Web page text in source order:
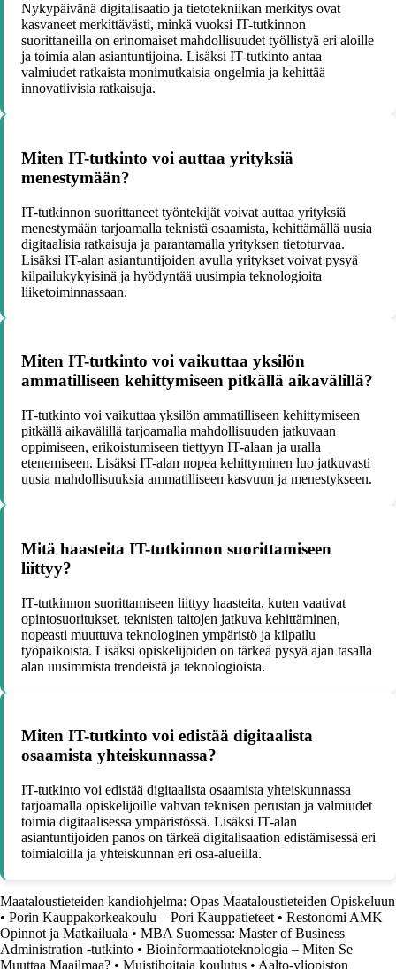
Nykypäivänä digitalisaatio ja tietotekniikan merkitys ovat
kasvaneet merkittävästi, minkä vuoksi IT-tutkinnon
suorittaneilla on erinomaiset mahdollisuudet työllistyä eri aloille
ja toimia alan asiantuntijoina. Lisäksi IT-tutkinto antaa
valmiudet ratkaista monimutkaisia ongelmia ja kehittää
innovatiivisia ratkaisuja.
Miten IT-tutkinto voi auttaa yrityksiä
menestymään?
IT-tutkinnon suorittaneet työntekijät voivat auttaa yrityksiä
menestymään tarjoamalla teknistä osaamista, kehittämällä uusia
digitaalisia ratkaisuja ja parantamalla yrityksen tietoturvaa.
Lisäksi IT-alan asiantuntijoiden avulla yritykset voivat pysyä
kilpailukykyisinä ja hyödyntää uusimpia teknologioita
liiketoiminnassaan.
Miten IT-tutkinto voi vaikuttaa yksilön
ammatilliseen kehittymiseen pitkällä aikavälillä?
IT-tutkinto voi vaikuttaa yksilön ammatilliseen kehittymiseen
pitkällä aikavälillä tarjoamalla mahdollisuuden jatkuvaan
oppimiseen, erikoistumiseen tiettyyn IT-alaan ja uralla
etenemiseen. Lisäksi IT-alan nopea kehittyminen luo jatkuvasti
uusia mahdollisuuksia ammatilliseen kasvuun ja menestykseen.
Mitä haasteita IT-tutkinnon suorittamiseen
liittyy?
IT-tutkinnon suorittamiseen liittyy haasteita, kuten vaativat
opintosuoritukset, teknisten taitojen jatkuva kehittäminen,
nopeasti muuttuva teknologinen ympäristö ja kilpailu
työpaikoista. Lisäksi opiskelijoiden on tärkeä pysyä ajan tasalla
alan uusimmista trendeistä ja teknologioista.
Miten IT-tutkinto voi edistää digitaalista
osaamista yhteiskunnassa?
IT-tutkinto voi edistää digitaalista osaamista yhteiskunnassa
tarjoamalla opiskelijoille vahvan teknisen perustan ja valmiudet
toimia digitaalisessa ympäristössä. Lisäksi IT-alan
asiantuntijoiden panos on tärkeä digitalisaation edistämisessä eri
toimialoilla ja yhteiskunnan eri osa-alueilla.
Maataloustieteiden kandiohjelma: Opas Maataloustieteiden Opiskeluun
• Porin Kauppakorkeakoulu – Pori Kauppatieteet • Restonomi AMK
Opinnot ja Matkailuala • MBA Suomessa: Master of Business
Administration -tutkinto • Bioinformaatioteknologia – Miten Se
Muuttaa Maailmaa? • Muistihoitaja koulutus • Aalto-yliopiston